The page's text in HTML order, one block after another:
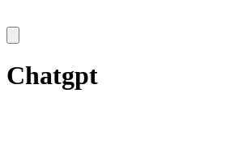
main
Chatgpt